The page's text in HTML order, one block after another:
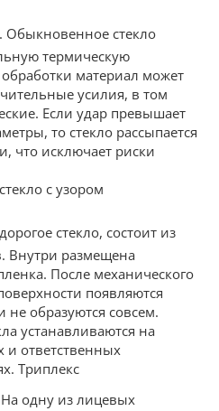
Обыкновенное стекло
термическую
материал может
усилия, в том
Если удар превышает
то стекло рассыпается
что исключает риски
с узором
стекло, состоит из
Внутри размещена
После механического
появляются
образуются совсем.
устанавливаются на
и ответственных
Триплекс
одну из лицевых